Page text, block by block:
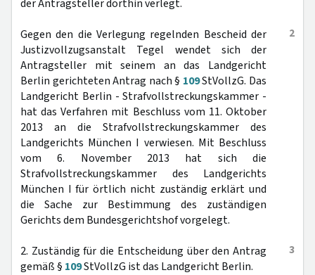
der Antragsteller dorthin verlegt.
2
Gegen den die Verlegung regelnden Bescheid der
Justizvollzugsanstalt Tegel wendet sich der
Antragsteller mit seinem an das Landgericht
Berlin gerichteten Antrag nach § 109StVollzG. Das
Landgericht Berlin - Strafvollstreckungskammer -
hat das Verfahren mit Beschluss vom 11. Oktober
2013 an die Strafvollstreckungskammer des
Landgerichts München I verwiesen. Mit Beschluss
vom 6. November 2013 hat sich die
Strafvollstreckungskammer des Landgerichts
München I für örtlich nicht zuständig erklärt und
die Sache zur Bestimmung des zuständigen
Gerichts dem Bundesgerichtshof vorgelegt.
3
2. Zuständig für die Entscheidung über den Antrag
gemäß § 109StVollzG ist das Landgericht Berlin.